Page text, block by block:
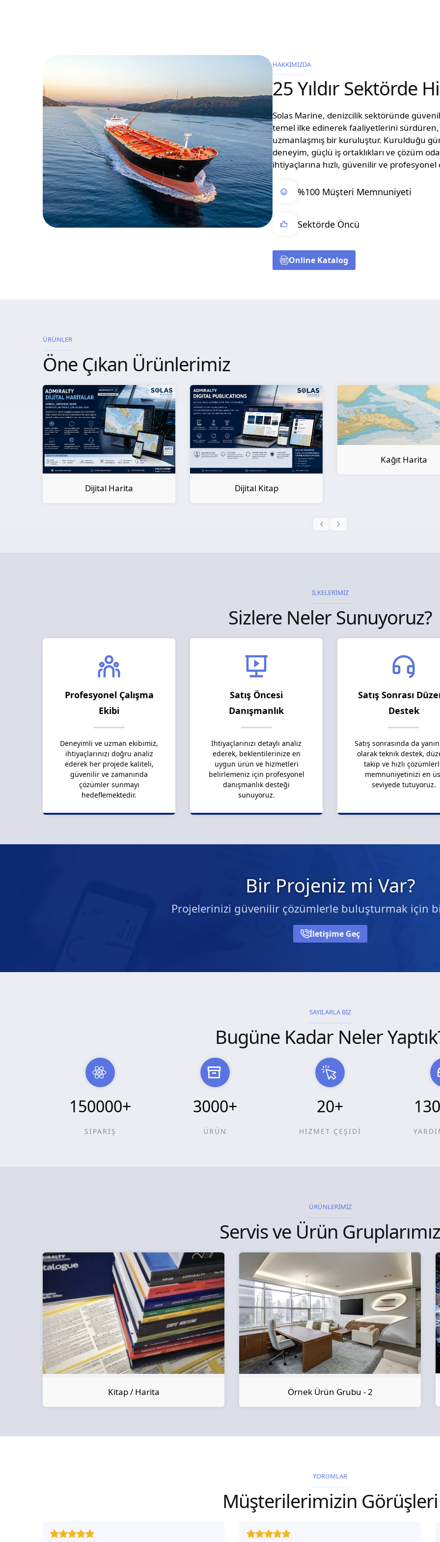
HAKKIMIZDA
25 Yıldır Sektörde
Solas Marine, denizcilik sektöründe
temel ilke edinerek faaliyetlerini
uzmanlaşmış bir kuruluştur. Kurulduğu
deneyim, güçlü iş ortaklıkları ve çözüm
ihtiyaçlarına hızlı, güvenilir ve
%100 Müşteri Memnuniyeti
Sektörde Öncü
Online Katalog
ÜRÜNLER
Öne Çıkan Ürünlerimiz
Dijital Kitap
Kağıt Harita
İLKELERİMİZ
Sizlere Neler Sunuyoruz?
Profesyonel Çalışma
Ekibi
Deneyimli ve uzman ekibimiz,
ihtiyaçlarınızı doğru analiz
ederek her projede kaliteli,
güvenilir ve zamanında
çözümler sunmayı
hedeflemektedir.
Satış Öncesi
Danışmanlık
İhtiyaçlarınızı detaylı analiz
ederek, beklentilerinize en
uygun ürün ve hizmetleri
belirlemeniz için profesyonel
danışmanlık desteği
sunuyoruz.
Satış Sonrası
Destek
Satış sonrasında da
olarak teknik destek,
takip ve hızlı
memnuniyetinizi en
seviyede tutuyoruz.
Bir Projeniz mi Var?
Projelerinizi güvenilir çözümlerle buluşturmak için
İletişime Geç
SAYILARLA BİZ
Bugüne Kadar Neler
150000+
SİPARİŞ
3000+
ÜRÜN
20+
HİZMET ÇEŞİDİ
ÜRÜNLERİMİZ
Servis ve Ürün Gruplarımız
Kitap / Harita Örnek Ürün Grubu - 2
YORUMLAR
Müşterilerimizin Görüşleri